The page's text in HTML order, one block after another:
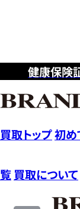
健康保険
買取トップ初め
覧 買取について